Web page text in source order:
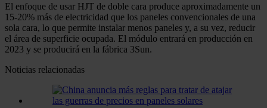
El enfoque de usar HJT de doble cara produce aproximadamente un
15-20% más de electricidad que los paneles convencionales de una
sola cara, lo que permite instalar menos paneles y, a su vez, reducir
el área de superficie ocupada. El módulo entrará en producción en
2023 y se producirá en la fábrica 3Sun.
Noticias relacionadas